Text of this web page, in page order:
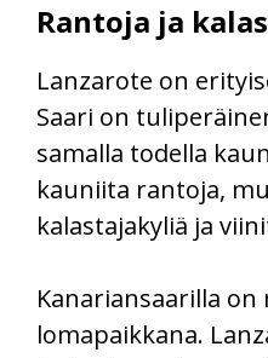
Rantoja ja
Lanzarote on
Saari on
samalla todella
kauniita rantoja,
kalastajakyliä ja
Kanariansaarilla
lomapaikkana.